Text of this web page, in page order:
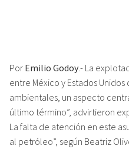
Por Emilio Godoy.- La
entre México y Estados
ambientales, un aspecto
último término”, advirtieron
La falta de atención en este
al petróleo”, según Beatriz